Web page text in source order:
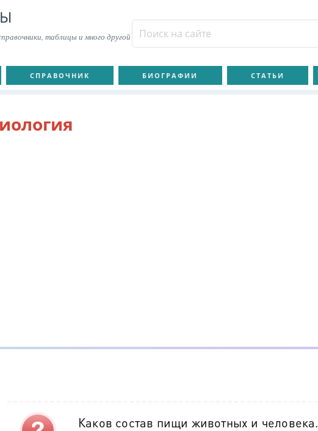
таблицы и много другой
СПРАВОЧНИК БИОГРАФИИ СТАТЬИ
Каков состав пищи животных и человека.